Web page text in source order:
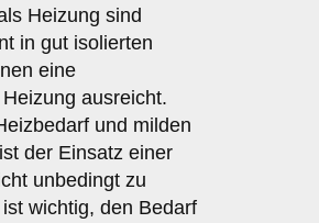
Heizung sind
in gut isolierten
eine
ausreicht.
und milden
der Einsatz einer
unbedingt zu
wichtig, den Bedarf